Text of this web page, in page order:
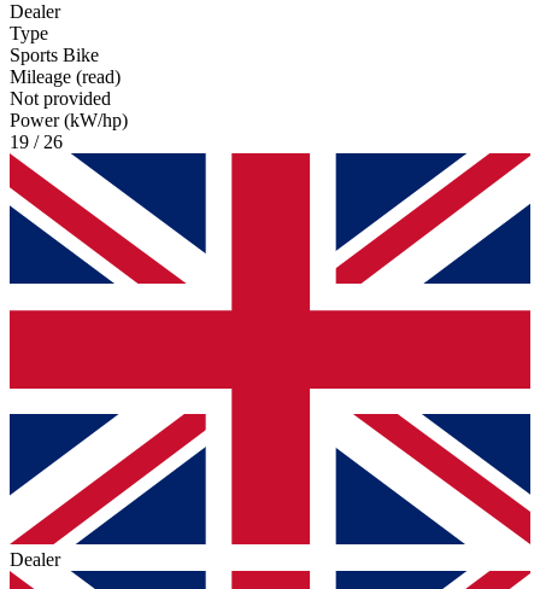
Dealer
Type
Sports Bike
Mileage (read)
Not provided
Power (kW/hp)
19 / 26
Dealer